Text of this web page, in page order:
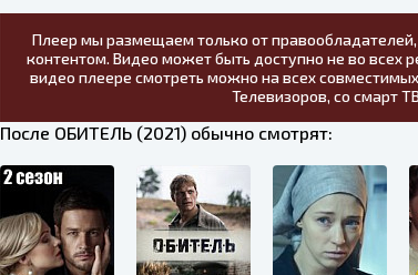
Плеер мы размещаем только от
контентом. Видео может быть доступно не во всех
видео плеере смотреть можно на всех
Телевизоров, со смарт
После ОБИТЕЛЬ (2021) обычно смотрят: